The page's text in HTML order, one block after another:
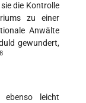
die Kontrolle
zu einer
Anwälte
gewundert,
8
leicht